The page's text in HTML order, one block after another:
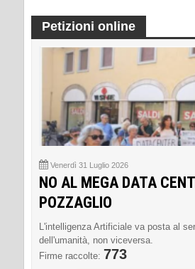
Petizioni online
Venerdì 31 Luglio 2026
NO AL MEGA DATA
POZZAGLIO
L'intelligenza Artificiale va posta al
dell'umanità, non viceversa.
Firme raccolte: 773